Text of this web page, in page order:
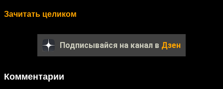
Зачитать целиком
Подписывайся на канал в Дзен
Комментарии